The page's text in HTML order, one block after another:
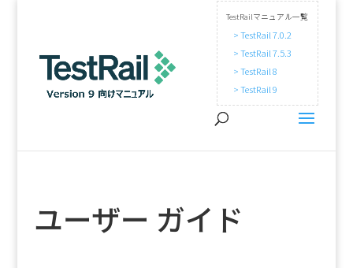
TestRailマニュアル一覧
> TestRail 7.0.2
> TestRail 7.5.3
> TestRail 8
> TestRail 9
ユーザー ガイド